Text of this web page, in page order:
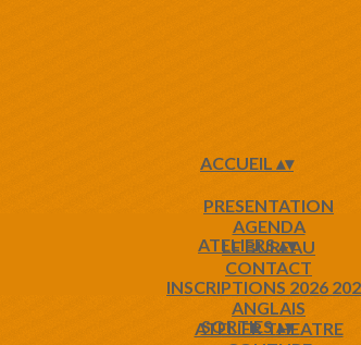
ACCUEIL ▴▾
PRESENTATION
AGENDA
LE BUREAU
CONTACT
ATELIERS▴▾
INSCRIPTIONS 2026
ANGLAIS
ATELIER THEATRE
SORTIES▴▾